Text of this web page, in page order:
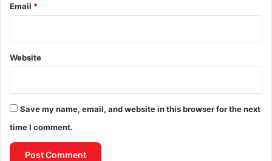
Email *
Website
Save my name, email, and website in this browser for the next
time I comment.